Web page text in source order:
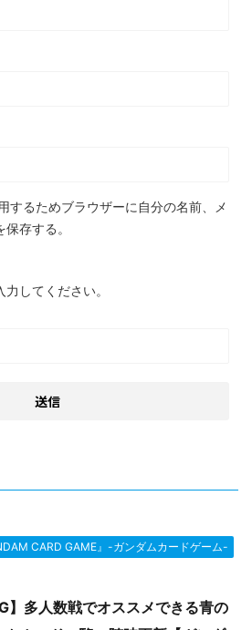
するためブラウザーに自分の名前、メ
存する。
してください。
CARD GAME』-ガンダムカードゲーム-
】多人数戦でオススメできる青の